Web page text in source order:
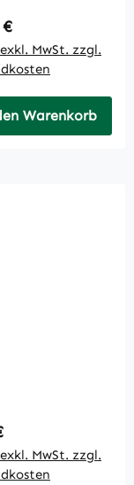
Preis:
€
MwSt. zzgl.
Warenkorb
Preis:
MwSt. zzgl.